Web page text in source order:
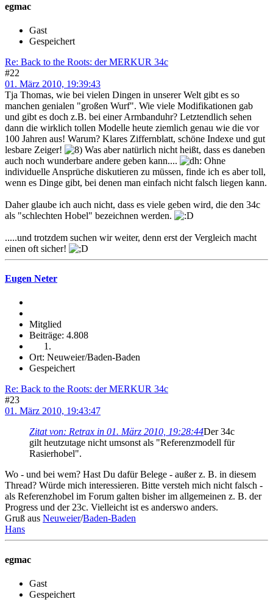
egmac
Gast
Gespeichert
Re: Back to the Roots: der MERKUR 34c
#22
01. März 2010, 19:39:43
Tja Thomas, wie bei vielen Dingen in unserer Welt gibt es so
manchen genialen "großen Wurf". Wie viele Modifikationen gab
und gibt es doch z.B. bei einer Armbanduhr? Letztendlich sehen
dann die wirklich tollen Modelle heute ziemlich genau wie die vor
100 Jahren aus! Warum? Klares Ziffernblatt, schöne Indexe und gut
lesbare Zeiger!
Was aber natürlich nicht heißt, dass es daneben
auch noch wunderbare andere geben kann....
Ohne
individuelle Ansprüche diskutieren zu müssen, finde ich es aber toll,
wenn es Dinge gibt, bei denen man einfach nicht falsch liegen kann.
Daher glaube ich auch nicht, dass es viele geben wird, die den 34c
als "schlechten Hobel" bezeichnen werden.
.....und trotzdem suchen wir weiter, denn erst der Vergleich macht
einen oft sicher!
Eugen Neter
Mitglied
Beiträge: 4.808
Ort: Neuweier/Baden-Baden
Gespeichert
Re: Back to the Roots: der MERKUR 34c
#23
01. März 2010, 19:43:47
Zitat von: Retrax in 01. März 2010, 19:28:44Der 34c
gilt heutzutage nicht umsonst als "Referenzmodell für
Rasierhobel".
Wo - und bei wem? Hast Du dafür Belege - außer z. B. in diesem
Thread? Würde mich interessieren. Bitte versteh mich nicht falsch -
als Referenzhobel im Forum galten bisher im allgemeinen z. B. der
Progress und der 23c. Vielleicht ist es anderswo anders.
Gruß aus Neuweier/Baden-Baden
Hans
egmac
Gast
Gespeichert